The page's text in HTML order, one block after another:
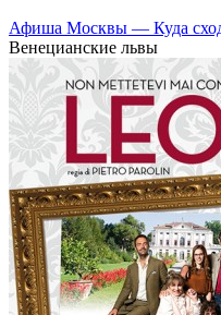
Афиша Москвы — Куда
Венецианские львы